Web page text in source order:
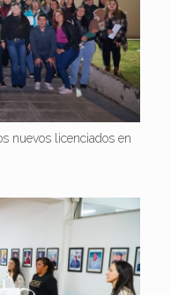
nuevos licenciados en